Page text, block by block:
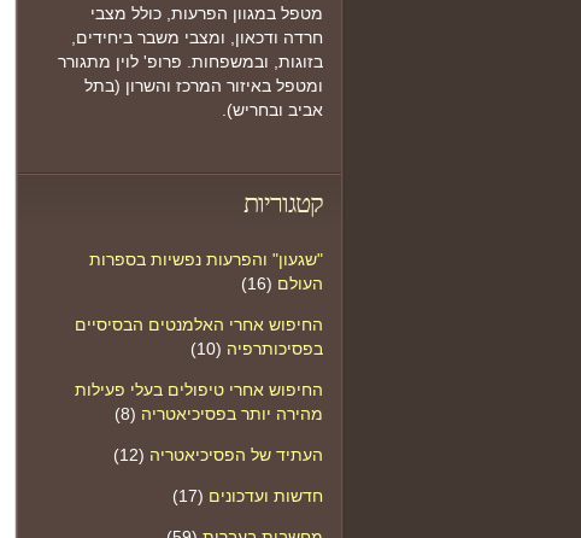
מטפל במגוון הפרעות, כולל מצבי
חרדה ודכאון, ומצבי משבר ביחידים,
בזוגות, ובמשפחות. פרופ' לוין מתגורר
ומטפל באיזור המרכז והשרון (בתל
אביב ובחריש).
קטגוריות
"שגעון" והפרעות נפשיות בספרות
העולם (16)
החיפוש אחרי האלמנטים הבסיסיים
בפסיכותרפיה (10)
החיפוש אחרי טיפולים בעלי פעילות
מהירה יותר בפסיכיאטריה (8)
העתיד של הפסיכיאטריה (12)
חדשות ועדכונים (17)